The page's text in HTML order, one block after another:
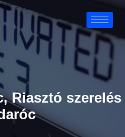
Riasztó szerelés